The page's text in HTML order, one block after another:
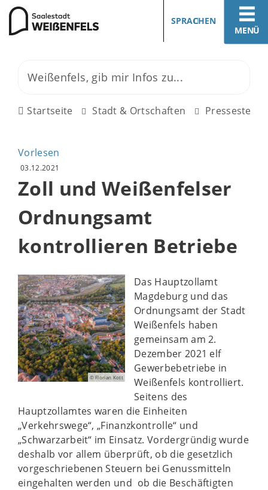
MENÜ
SPRACHEN
Startseite Stadt & Ortschaften Pressestelle
Vorlesen
03.12.2021
Zoll und Weißenfelser
Ordnungsamt
kontrollieren Betriebe
© Florian Kott
Das Hauptzollamt
Magdeburg und das
Ordnungsamt der Stadt
Weißenfels haben
gemeinsam am 2.
Dezember 2021 elf
Gewerbebetriebe in
Weißenfels kontrolliert.
Seitens des
Hauptzollamtes waren die Einheiten
„Verkehrswege“, „Finanzkontrolle“ und
„Schwarzarbeit“ im Einsatz. Vordergründig wurde
deshalb vor allem überprüft, ob die gesetzlich
vorgeschriebenen Steuern bei Genussmitteln
eingehalten werden und ob die Beschäftigten